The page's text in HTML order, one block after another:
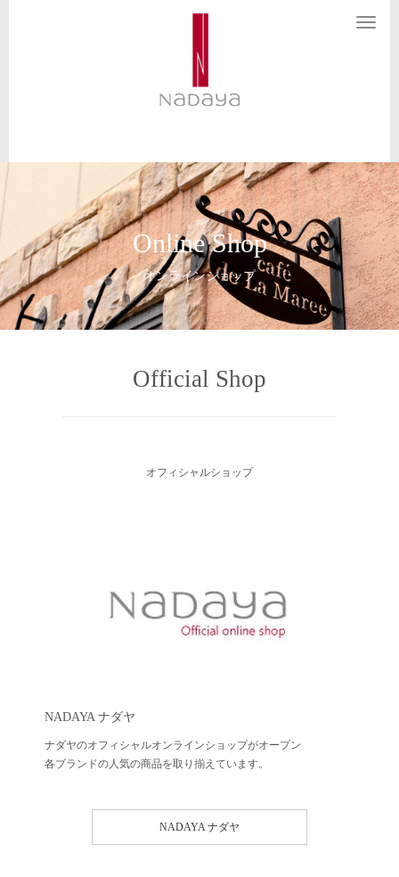
N
Online Shop
オンラインショップ
Official Shop
オフィシャルショップ
NADAYA ナダヤ
ナダヤのオフィシャルオンラインショップがオープン
各ブランドの人気の商品を取り揃えています。
NADAYA ナダヤ